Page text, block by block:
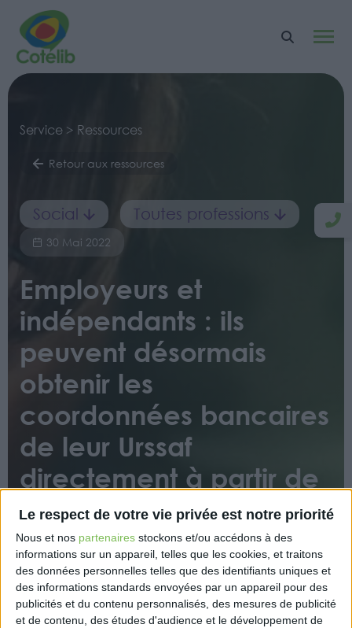
Le respect de votre vie privée est notre priorité
Nous et nos partenaires stockons et/ou accédons à des
informations sur un appareil, telles que les cookies, et traitons
des données personnelles telles que des identifiants uniques et
des informations standards envoyées par un appareil pour des
publicités et du contenu personnalisés, des mesures de publicité
et de contenu, des études d'audience et le développement de
Service > Ressources
Retour aux ressources
Social Toutes professions
30 Mai 2022
Employeurs et
indépendants : ils
peuvent désormais
obtenir les
coordonnées bancaires
de leur Urssaf
directement à partir de
leur compte en ligne